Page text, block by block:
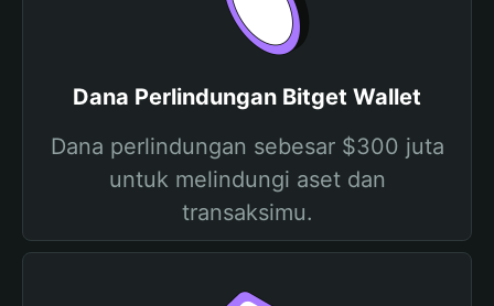
Dana Perlindungan Bitget Wallet
Dana perlindungan sebesar $300 juta
untuk melindungi aset dan
transaksimu.